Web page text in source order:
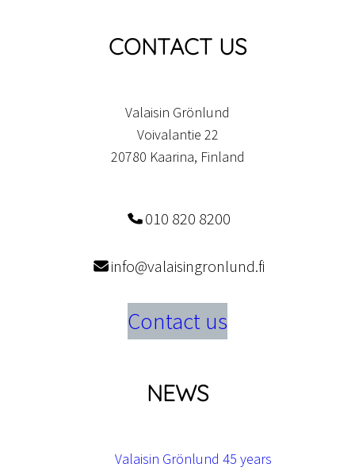
CONTACT US
Valaisin Grönlund
Voivalantie 22
20780 Kaarina, Finland
010 820 8200
info@valaisingronlund.fi
Contact us
NEWS
Valaisin Grönlund 45 years